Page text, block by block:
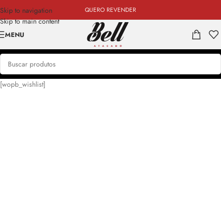
Skip to navigation
Skip to main content
QUERO REVENDER
MENU
[wopb_wishlist]